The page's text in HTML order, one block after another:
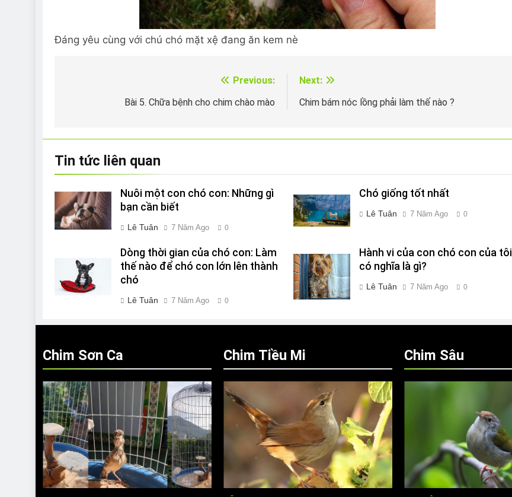
Đáng yêu cùng với chú chó mặt xệ đang ăn kem nè
Previous:
Bài 5. Chữa bệnh cho chim chào mào
Next:
Chim bám nóc lồng phải làm thế nào ?
Tin tức liên quan
Nuôi một con chó con: Những gì
bạn cần biết
Lê Tuân 7 Năm Ago 0
Chó giống tốt nhất
Lê Tuân 7 Năm Ago 0
Dòng thời gian của chó con: Làm
thế nào để chó con lớn lên thành
chó
Lê Tuân 7 Năm Ago 0
Hành vi của con chó con của tôi
có nghĩa là gì?
Lê Tuân 7 Năm Ago 0
Chim Sơn Ca Chim Tiều Mi Chim Sâu